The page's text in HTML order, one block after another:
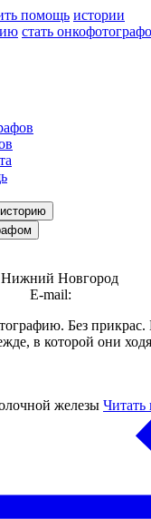
помощь истории
стать
Нижний Новгород
E-mail:
Без прикрас.
в которой они
железы Читать